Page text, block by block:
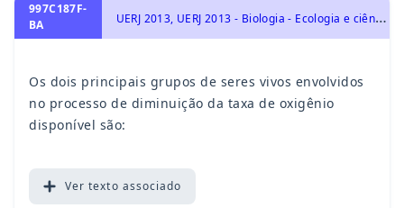
997C187F-
BA
U
ERJ 2013, UERJ 2013 - Biologia - Ecologia e ciências ambientais
Os dois principais grupos de seres vivos envolvidos
no processo de diminuição da taxa de oxigênio
disponível são:
Ver texto associado